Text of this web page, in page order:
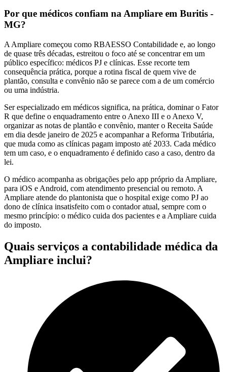
Por que médicos confiam na Ampliare em Buritis -
MG?
A Ampliare começou como RBAESSO Contabilidade e, ao longo
de quase três décadas, estreitou o foco até se concentrar em um
público específico: médicos PJ e clínicas. Esse recorte tem
consequência prática, porque a rotina fiscal de quem vive de
plantão, consulta e convênio não se parece com a de um comércio
ou uma indústria.
Ser especializado em médicos significa, na prática, dominar o Fator
R que define o enquadramento entre o Anexo III e o Anexo V,
organizar as notas de plantão e convênio, manter o Receita Saúde
em dia desde janeiro de 2025 e acompanhar a Reforma Tributária,
que muda como as clínicas pagam imposto até 2033. Cada médico
tem um caso, e o enquadramento é definido caso a caso, dentro da
lei.
O médico acompanha as obrigações pelo app próprio da Ampliare,
para iOS e Android, com atendimento presencial ou remoto. A
Ampliare atende do plantonista que o hospital exige como PJ ao
dono de clínica insatisfeito com o contador atual, sempre com o
mesmo princípio: o médico cuida dos pacientes e a Ampliare cuida
do imposto.
Quais serviços a contabilidade médica da
Ampliare inclui?